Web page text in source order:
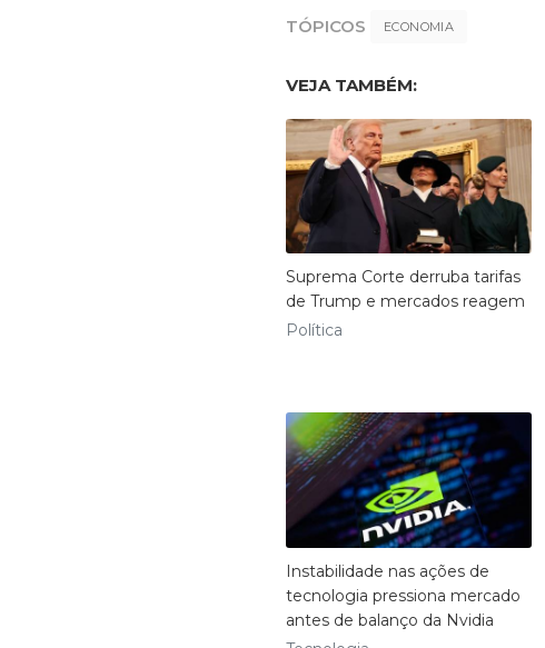
TÓPICOS ECONOMIA
VEJA TAMBÉM:
Suprema Corte derruba tarifas
de Trump e mercados reagem
Política
Instabilidade nas ações de
tecnologia pressiona mercado
antes de balanço da Nvidia